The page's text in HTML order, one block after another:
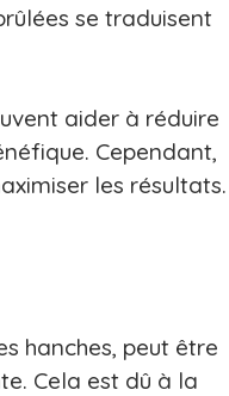
se traduisent
aider à réduire
Cependant,
les résultats.
hanches, peut être
Cela est dû à la